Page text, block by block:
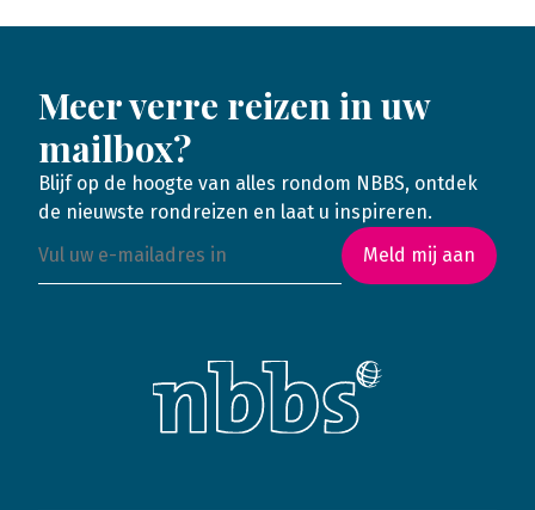
Meer verre reizen in uw
mailbox?
Blijf op de hoogte van alles rondom NBBS, ontdek
de nieuwste rondreizen en laat u inspireren.
Meld mij aan